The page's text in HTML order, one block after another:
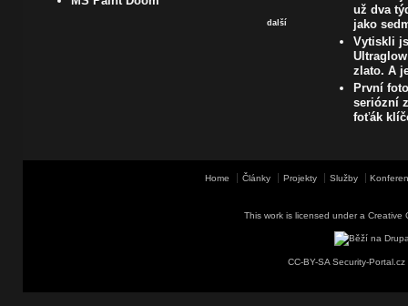
další
už dva
jako
Vytiskli
zlato. A
První
seriózní
foťák
Home Články Projekty Služby
This work is licensed under a Creative
CC-BY-SA Security-